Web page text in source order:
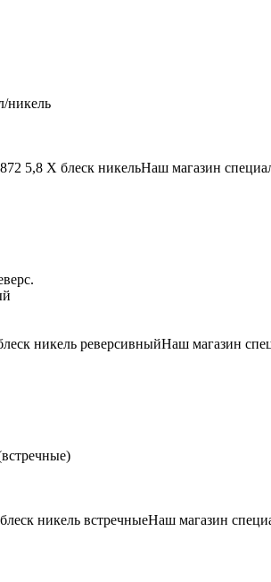
5,8 Х блеск никельНаш магазин
никель реверсивныйНаш магазин
никель встречныеНаш магазин